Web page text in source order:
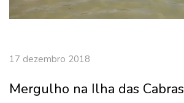
17 dezembro 2018
Mergulho na Ilha das Cabras